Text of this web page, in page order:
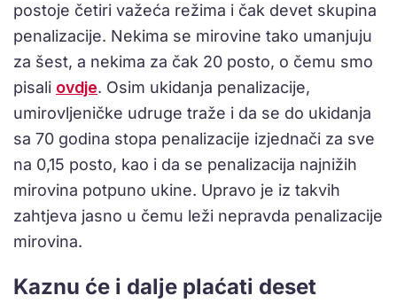
postoje četiri važeća režima i čak devet skupina
penalizacije. Nekima se mirovine tako umanjuju
za šest, a nekima za čak 20 posto, o čemu smo
pisali ovdje. Osim ukidanja penalizacije,
umirovljeničke udruge traže i da se do ukidanja
sa 70 godina stopa penalizacije izjednači za sve
na 0,15 posto, kao i da se penalizacija najnižih
mirovina potpuno ukine. Upravo je iz takvih
zahtjeva jasno u čemu leži nepravda penalizacije
mirovina.
Kaznu će i dalje plaćati deset